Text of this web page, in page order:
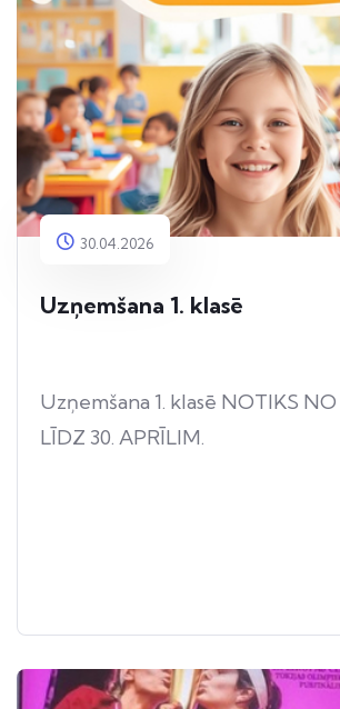
30.04.2026
Uzņemšana 1. klasē
Uzņemšana 1. klasē NOTIKS
LĪDZ 30. APRĪLIM.